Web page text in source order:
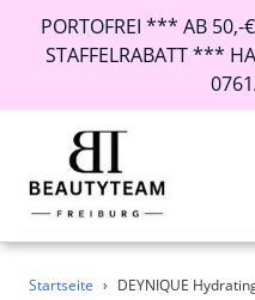
Direkt
PORTOFREI *** AB 50,-
STAFFELRABATT ***
Startseite › DEYNIQUE